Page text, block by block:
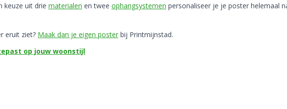
keuze uit drie materialen en twee ophangsystemen personaliseer je je poster helemaal
eruit ziet? Maak dan je eigen poster bij Printmijnstad.
op jouw woonstijl